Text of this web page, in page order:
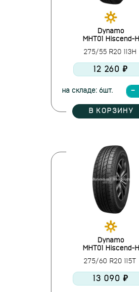
Dynamo
MHT01 Hiscend-H
275/55 R20 113H
12 260 ₽
на складе: 6шт.
В КОРЗИНУ
Dynamo
MHT01 Hiscend-H
275/60 R20 115T
13 090 ₽